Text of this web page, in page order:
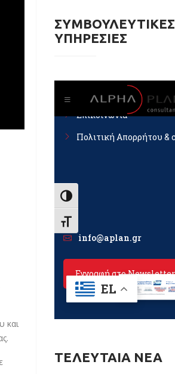
και
ΣΥΜΒΟΥΛΕΥΤΙΚΕΣ
ΥΠΗΡΕΣΙΕΣ
ΤΕΛΕΥΤΑΙΑ ΝΕΑ